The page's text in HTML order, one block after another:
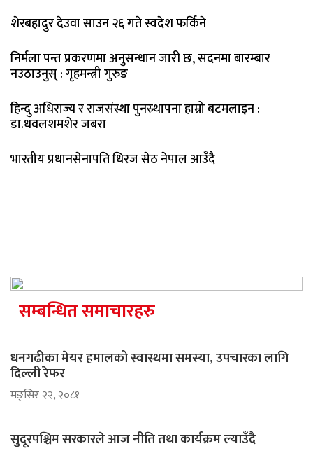
शेरबहादुर देउवा साउन २६ गते स्वदेश फर्किने
निर्मला पन्त प्रकरणमा अनुसन्धान जारी छ, सदनमा बारम्बार
नउठाउनुस् : गृहमन्त्री गुरुङ
हिन्दु अधिराज्य र राजसंस्था पुनस्र्थापना हाम्रो बटमलाइन :
डा.धवलशमशेर जबरा
भारतीय प्रधानसेनापति धिरज सेठ नेपाल आउँदै
सम्बन्धित समाचारहरु
धनगढीका मेयर हमालको स्वास्थमा समस्या, उपचारका लागि
दिल्ली रेफर
मङ्सिर २२, २०८१
सुदूरपश्चिम सरकारले आज नीति तथा कार्यक्रम ल्याउँदै